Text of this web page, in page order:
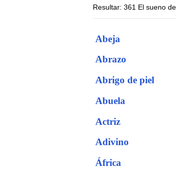
Resultar: 361 El sueno
Abeja
Abrazo
Abrigo de piel
Abuela
Actriz
Adivino
África